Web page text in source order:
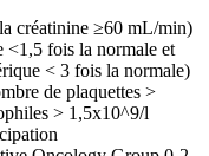
créatinine ≥60 mL/min)
<1,5 fois la normale et
< 3 fois la normale)
de plaquettes >
> 1,5x10^9/l